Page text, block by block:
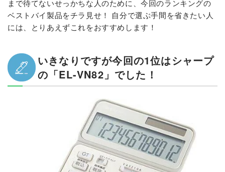
まで待てないせっかちな人のために、今回のランキングの
ベストバイ製品をチラ見せ！ 自分で選ぶ手間を省きたい人
には、とりあえずこれをおすすめします！
いきなりですが今回の1位はシャープ
の「EL-VN82」でした！